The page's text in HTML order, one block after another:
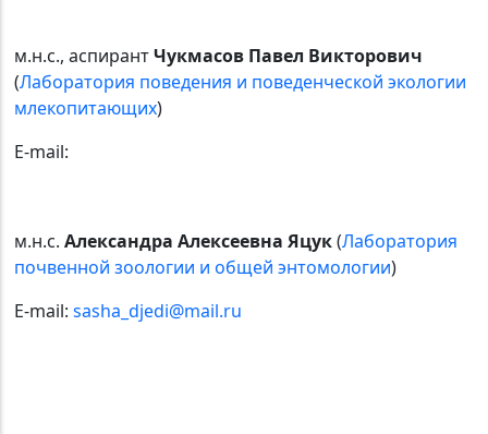
м.н.с., аспирантЧукмасов Павел Викторович
(Лаборатория поведения и поведенческой экологии
млекопитающих)
E-mail:
м.н.с. Александра Алексеевна Яцук(Лаборатория
почвенной зоологии и общей энтомологии)
E-mail: sasha_djedi@mail.ru